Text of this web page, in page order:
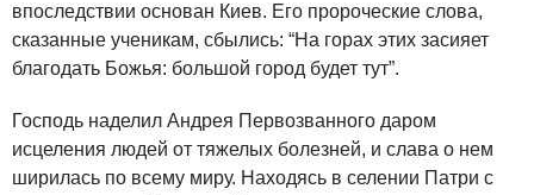
впоследствии основан Киев. Его пророческие слова,
сказанные ученикам, сбылись: “На горах этих засияет
благодать Божья: большой город будет тут”.
Господь наделил Андрея Первозванного даром
исцеления людей от тяжелых болезней, и слава о нем
ширилась по всему миру. Находясь в селении Патри с